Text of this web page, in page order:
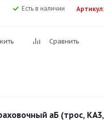
Есть в наличии
Сравнить
аБ (трос,